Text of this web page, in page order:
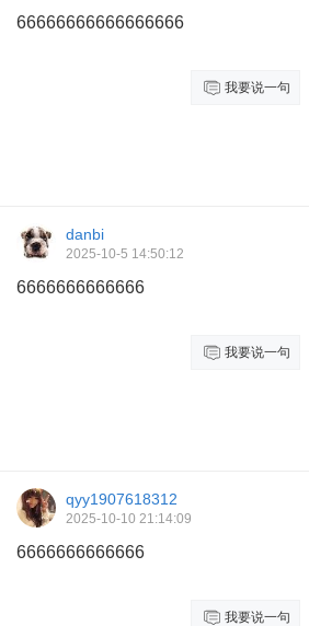
66666666666666666
我要说一句
danbi
2025-10-5 14:50:12
6666666666666
我要说一句
qyy1907618312
2025-10-10 21:14:09
6666666666666
我要说一句